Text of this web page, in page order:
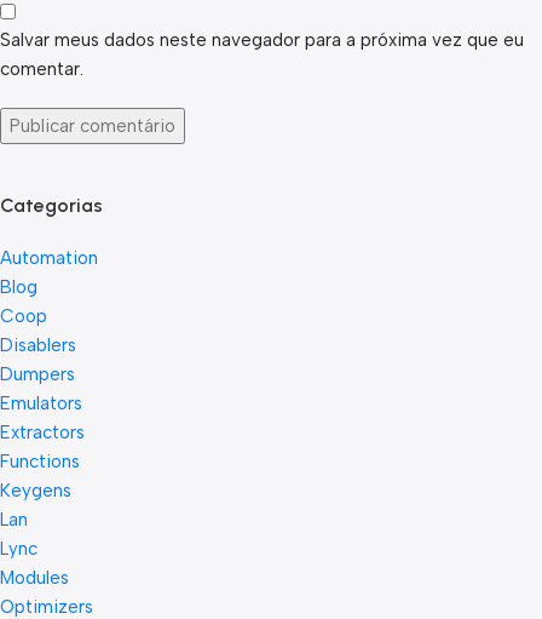
Salvar meus dados neste navegador para a próxima vez que eu
comentar.
Categorias
Automation
Blog
Coop
Disablers
Dumpers
Emulators
Extractors
Functions
Keygens
Lan
Lync
Modules
Optimizers